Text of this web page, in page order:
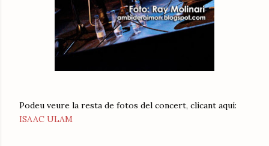
Podeu veure la resta de fotos del concert, clicant aquí:
ISAAC ULAM